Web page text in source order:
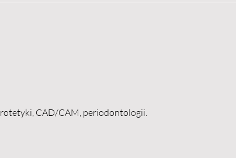
CAD/CAM, periodontologii.